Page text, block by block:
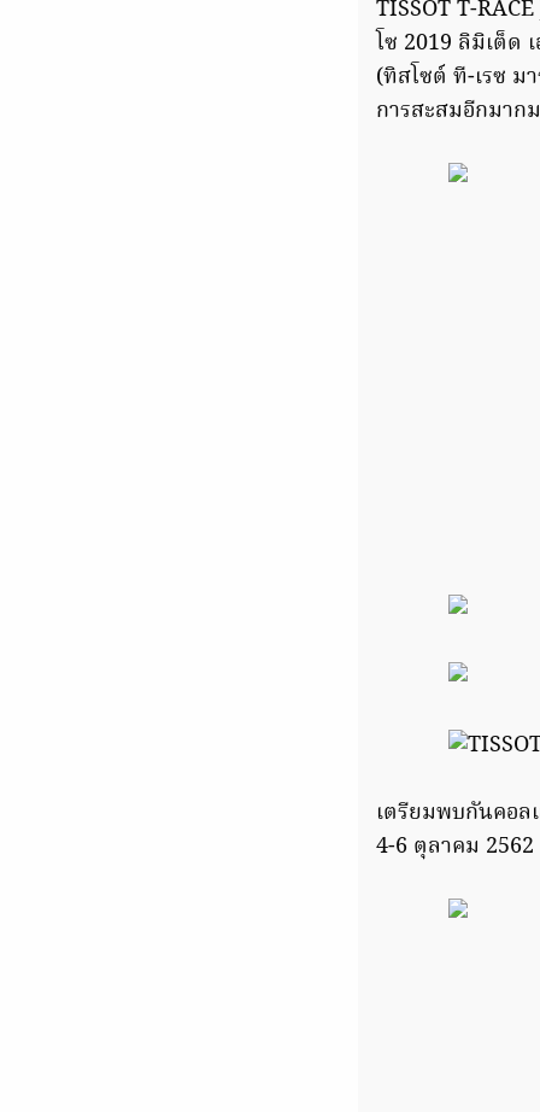
TISSOT T-
โซ 2019 ลิมิเต็ด
(ทิสโซต์ ที-เรซ ม
การสะสมอีกมาก
เตรียมพบกันคอล
4-6 ตุลาคม